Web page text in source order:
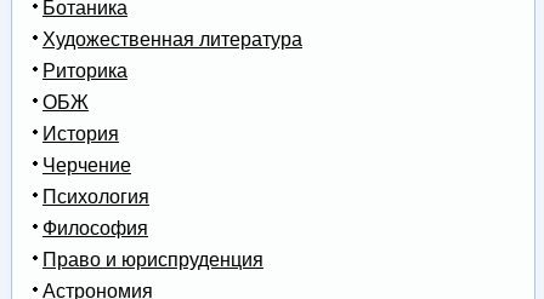
Ботаника
Художественная литература
Риторика
ОБЖ
История
Черчение
Психология
Философия
Право и юриспруденция
Астрономия